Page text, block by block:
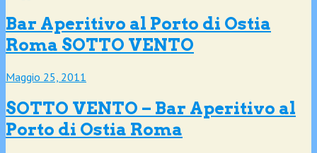
Bar Aperitivo al Porto di Ostia
Roma SOTTO VENTO
Maggio 25, 2011
SOTTO VENTO – Bar Aperitivo al
Porto di Ostia Roma